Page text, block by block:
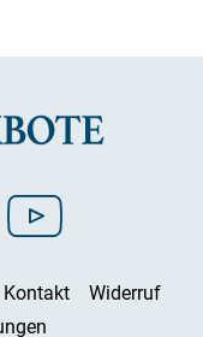
Kontakt
Widerruf